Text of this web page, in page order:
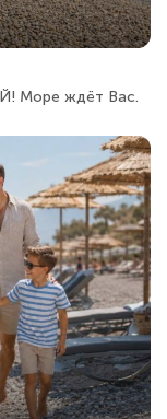
Море ждёт Вас.